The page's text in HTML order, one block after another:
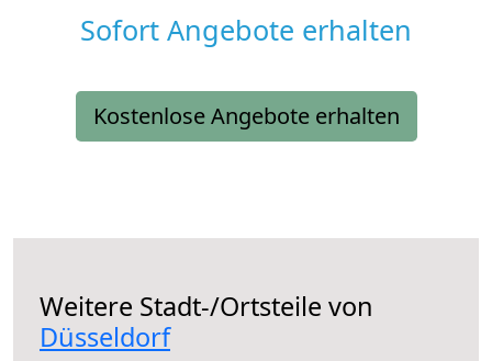
Sofort Angebote erhalten
Kostenlose Angebote erhalten
Weitere Stadt-/Ortsteile von
Düsseldorf